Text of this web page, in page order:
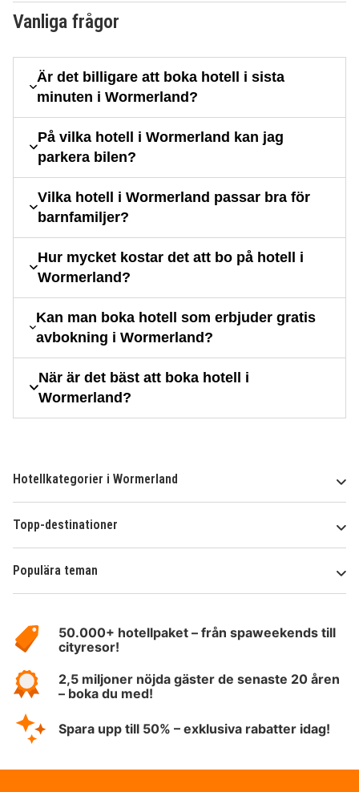
Vanliga frågor
Är det billigare att boka hotell i sista
minuten i Wormerland?
På vilka hotell i Wormerland kan jag
parkera bilen?
Vilka hotell i Wormerland passar bra för
barnfamiljer?
Hur mycket kostar det att bo på hotell i
Wormerland?
Kan man boka hotell som erbjuder gratis
avbokning i Wormerland?
När är det bäst att boka hotell i
Wormerland?
Hotellkategorier i Wormerland
Topp-destinationer
Populära teman
HotelSpecials50.000+ hotellpaket – från spaweekends till
cityresor!
2,5 miljoner nöjda gäster de senaste 20 åren
– boka du med!
Spara upp till 50% – exklusiva rabatter idag!